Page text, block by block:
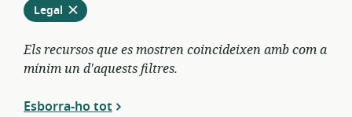
Elimina
Legal dels
filtres
Els recursos que es mostren coincideixen amb com a
mínim un d'aquests filtres.
Esborra-ho tot